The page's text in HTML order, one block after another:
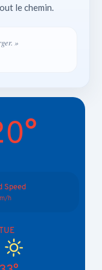
le chemin.
»
Speed
h